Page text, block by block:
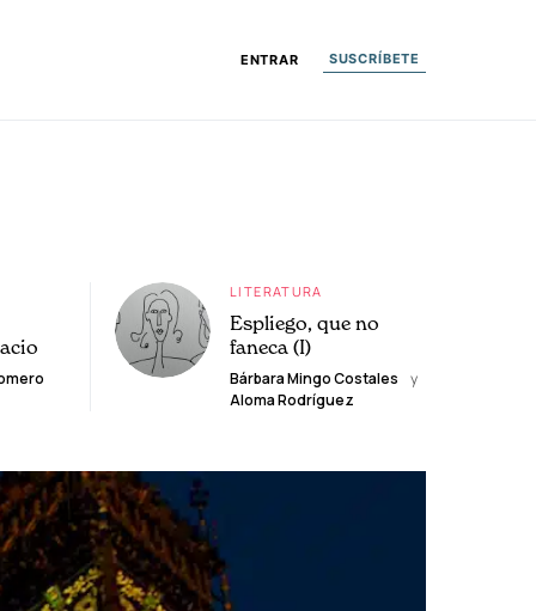
ENTRAR SUSCRÍBETE
LITERATURA
Espliego, que no
faneca (I)
Bárbara Mingo Costales
y
Aloma Rodríguez